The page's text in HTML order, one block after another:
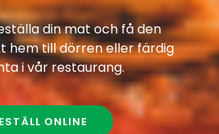
din mat och få den
hem till dörren eller färdig
i vår restaurang.
ONLINE